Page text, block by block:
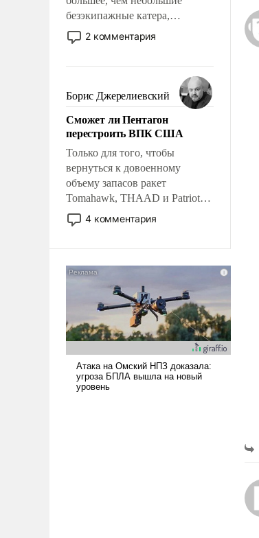
безэкипажные катера,
применение которых уже
стало обыденностью. Задача по
сложна и амбициозна. Однако
и ее реализация радикально
поднимет наши боевые
возможности.
2 комментария
Борис Джерелиевский
Сможет ли Пентагон
перестроить ВПК США
Только для того, чтобы
вернуться к довоенному
объему запасов ракет
Tomahawk, THAAD и Patriot
США потребуется более трех
лет. Даже небольшая война с
Сложившаяся ситуация
означает многолетний период
уязвимости США, например,
перед Китаем.
4 комментария